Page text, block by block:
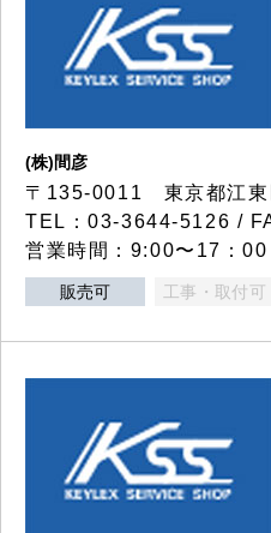
(株)間彦
〒135-0011 東京都江東
TEL：03-3644-5126 /
営業時間：9:00〜17：
販売可 工事・取付可